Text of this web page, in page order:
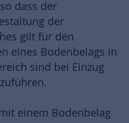
dass der
der
gilt für den
eines Bodenbelags in
sind bei Einzug
einem Bodenbelag